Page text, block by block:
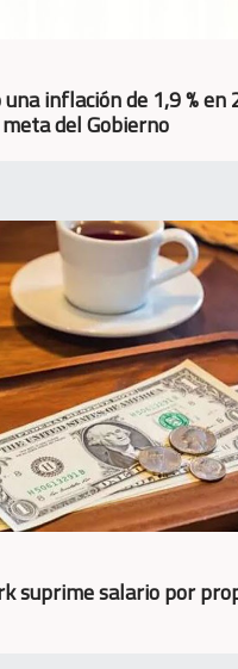
inflación de 1,9 %
del Gobierno
suprime salario por